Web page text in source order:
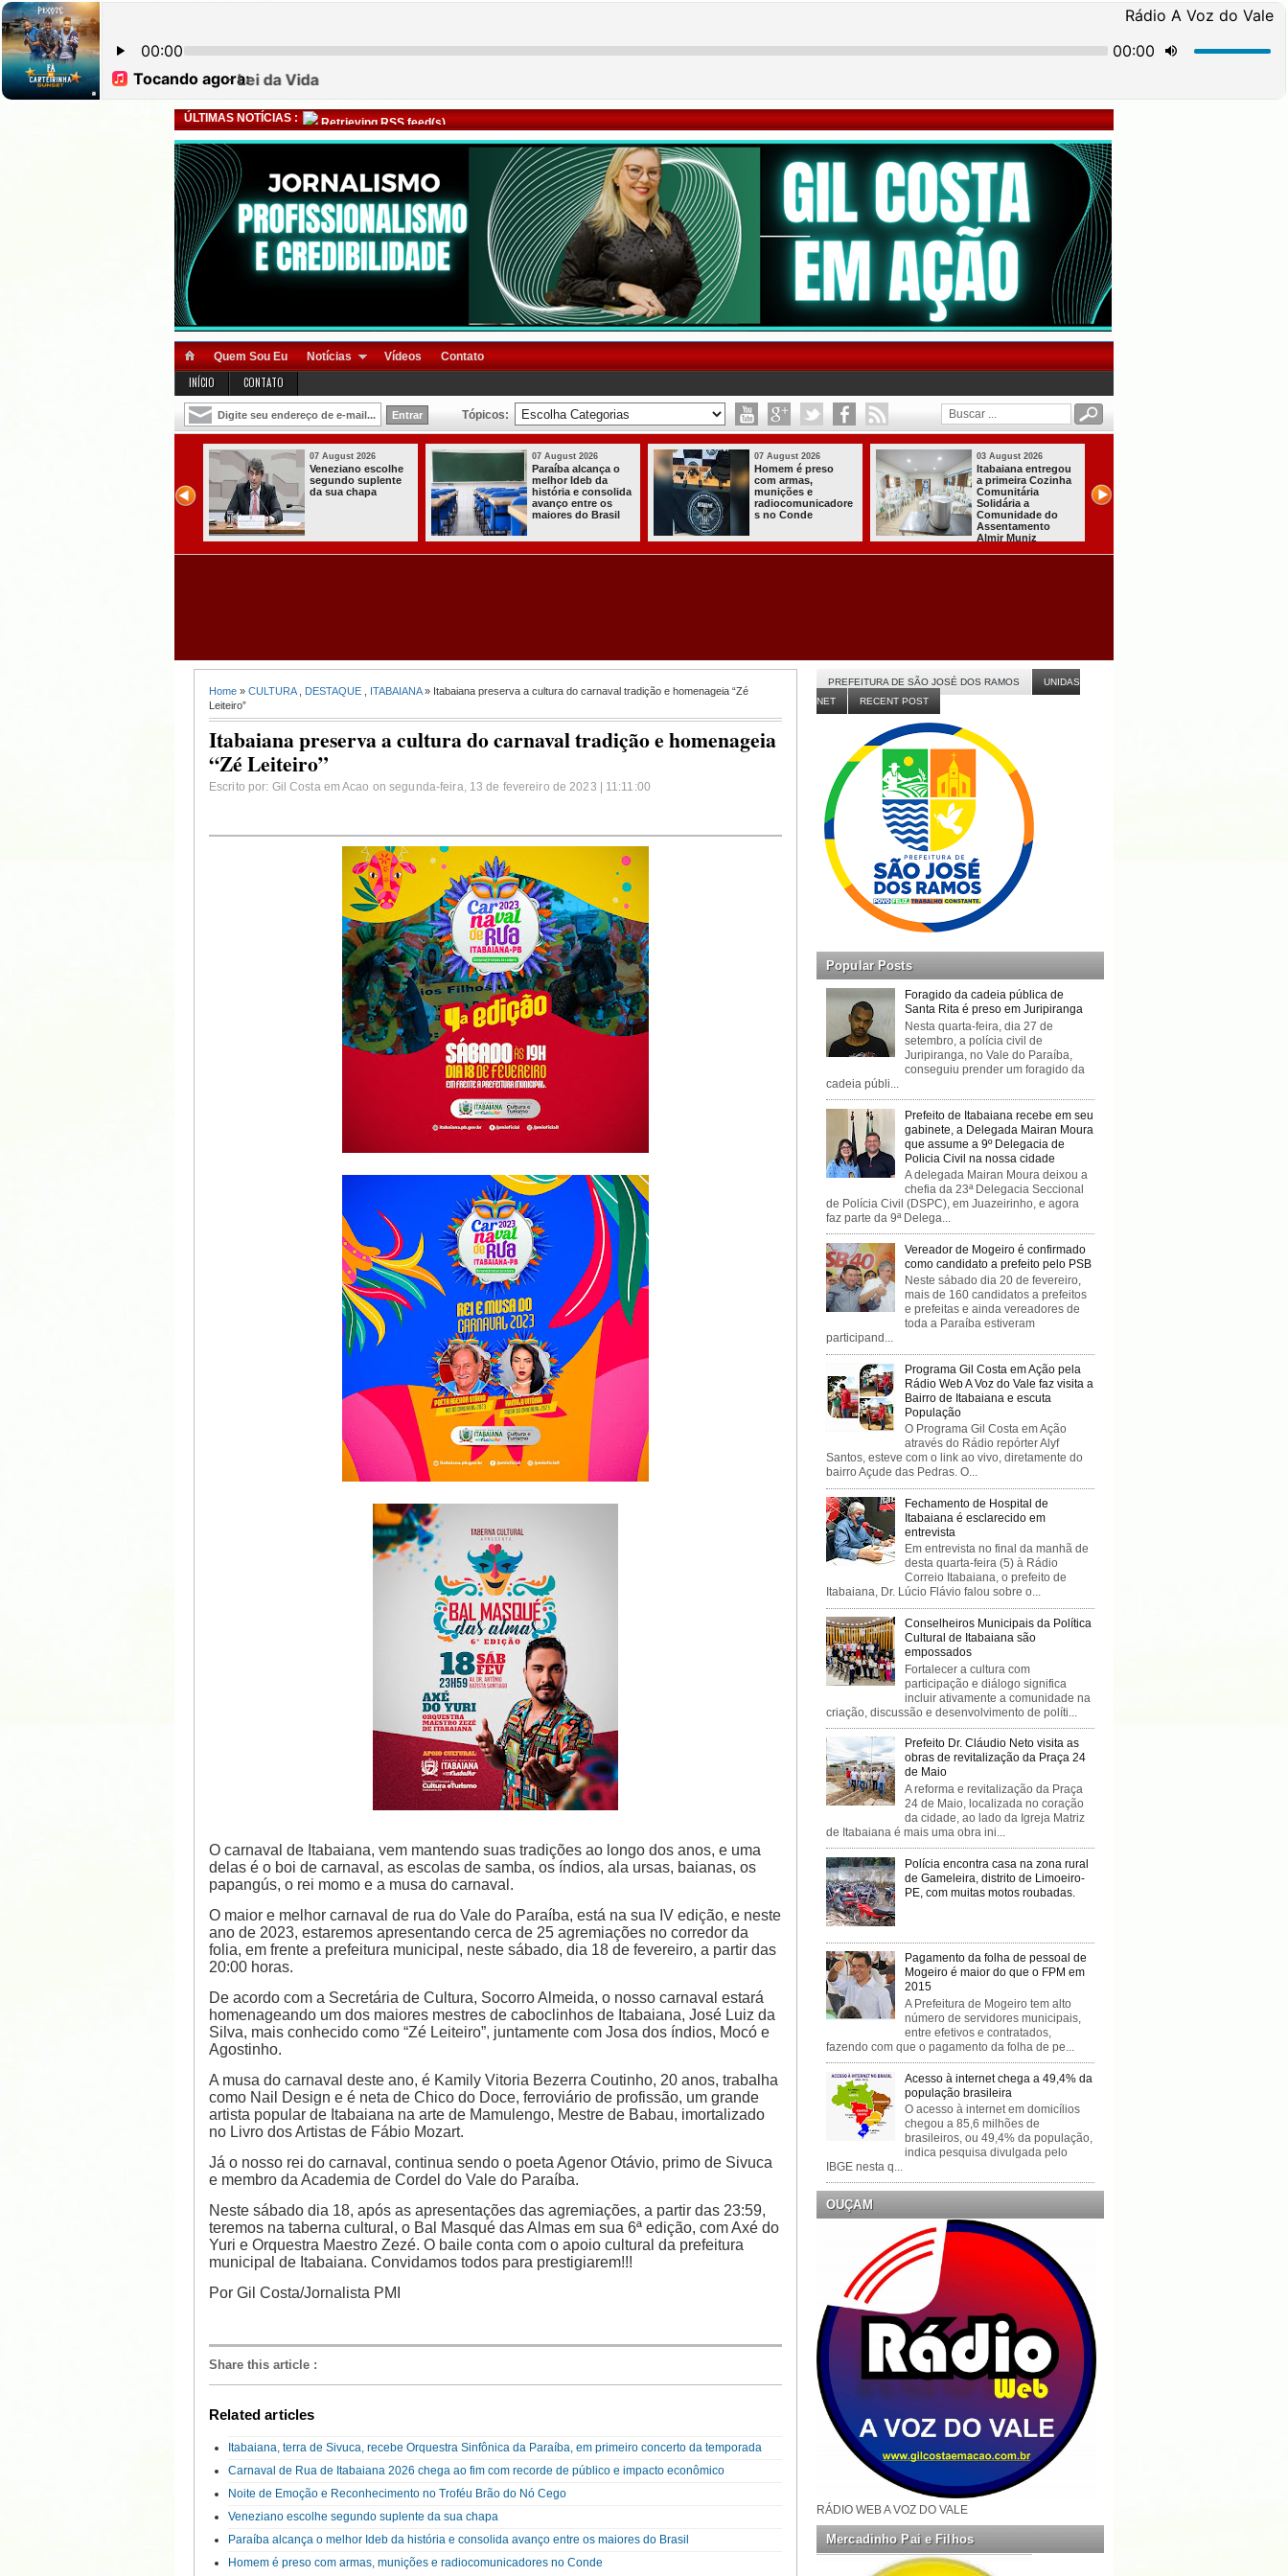
ÚLTIMAS NOTÍCIAS : Retrieving RSS feed(s)
Quem Sou Eu Notícias Vídeos Contato
INÍCIO CONTATO
Tópicos:
história e consolida
07 August 2026
Homem é preso
com armas,
munições e
03 August 2026
Itabaiana entregou
a primeira Cozinha
Comunitária
Solidária a
Comunidade do
03 August 2026
Secretaria de
Agricultura de
Itabaiana recebeu
da Sedap-PB cerca
de 30 mil alevinos
03 August 2026
Mulher em aparente
surto esfaqueia a
própria mãe em
João Pessoa
Home » CULTURA, DESTAQUE ITABAIANA» Itabaiana preserva a cultura do carnaval tradição e homenageia “Zé
Leiteiro”
Itabaiana preserva a cultura do carnaval tradição e homenageia
“Zé Leiteiro”
Escrito por: Gil Costa em Acao on segunda-feira, 13 de fevereiro de 2023 | 11:11:00
O carnaval de Itabaiana, vem mantendo suas tradições ao longo dos anos, e uma
delas é o boi de carnaval, as escolas de samba, os índios, ala ursas, baianas, os
papangús, o rei momo e a musa do carnaval.
O maior e melhor carnaval de rua do Vale do Paraíba, está na sua IV edição, e neste
ano de 2023, estaremos apresentando cerca de 25 agremiações no corredor da
folia, em frente a prefeitura municipal, neste sábado, dia 18 de fevereiro, a partir das
20:00 horas.
De acordo com a Secretária de Cultura, Socorro Almeida, o nosso carnaval estará
homenageando um dos maiores mestres de caboclinhos de Itabaiana, José Luiz da
Silva, mais conhecido como “Zé Leiteiro”, juntamente com Josa dos índios, Mocó e
Agostinho.
A musa do carnaval deste ano, é Kamily Vitoria Bezerra Coutinho, 20 anos, trabalha
como Nail Design e é neta de Chico do Doce, ferroviário de profissão, um grande
artista popular de Itabaiana na arte de Mamulengo, Mestre de Babau, imortalizado
no Livro dos Artistas de Fábio Mozart.
Já o nosso rei do carnaval, continua sendo o poeta Agenor Otávio, primo de Sivuca
e membro da Academia de Cordel do Vale do Paraíba.
Neste sábado dia 18, após as apresentações das agremiações, a partir das 23:59,
teremos na taberna cultural, o Bal Masqué das Almas em sua 6ª edição, com Axé do
Yuri e Orquestra Maestro Zezé. O baile conta com o apoio cultural da prefeitura
municipal de Itabaiana. Convidamos todos para prestigiarem!!!
Por Gil Costa/Jornalista PMI
Share this article :
Related articles
Itabaiana, terra de Sivuca, recebe Orquestra Sinfônica da Paraíba, em primeiro concerto da temporada
Carnaval de Rua de Itabaiana 2026 chega ao fim com recorde de público e impacto econômico
Noite de Emoção e Reconhecimento no Troféu Brão do Nó Cego
Veneziano escolhe segundo suplente da sua chapa
Paraíba alcança o melhor Ideb da história e consolida avanço entre os maiores do Brasil
Homem é preso com armas, munições e radiocomunicadores no Conde
PREFEITURA DE SÃO JOSÉ DOS RAMOS
UNIDAS
NET
RECENT POST
Popular Posts
Foragido da cadeia pública de
Santa Rita é preso em Juripiranga
Nesta quarta-feira, dia 27 de
setembro, a polícia civil de
Juripiranga, no Vale do Paraíba,
conseguiu prender um foragido da
cadeia públi...
Prefeito de Itabaiana recebe em seu
gabinete, a Delegada Mairan Moura
que assume a 9º Delegacia de
Policia Civil na nossa cidade
A delegada Mairan Moura deixou a
chefia da 23ª Delegacia Seccional
de Polícia Civil (DSPC), em Juazeirinho, e agora
faz parte da 9ª Delega...
Vereador de Mogeiro é confirmado
como candidato a prefeito pelo PSB
Neste sábado dia 20 de fevereiro,
mais de 160 candidatos a prefeitos
e prefeitas e ainda vereadores de
toda a Paraíba estiveram
participand...
Programa Gil Costa em Ação pela
Rádio Web A Voz do Vale faz visita a
Bairro de Itabaiana e escuta
População
O Programa Gil Costa em Ação
através do Rádio repórter Alyf
Santos, esteve com o link ao vivo, diretamente do
bairro Açude das Pedras. O...
Fechamento de Hospital de
Itabaiana é esclarecido em
entrevista
Em entrevista no final da manhã de
desta quarta-feira (5) à Rádio
Correio Itabaiana, o prefeito de
Itabaiana, Dr. Lúcio Flávio falou sobre o...
Conselheiros Municipais da Política
Cultural de Itabaiana são
empossados
Fortalecer a cultura com
participação e diálogo significa
incluir ativamente a comunidade na
criação, discussão e desenvolvimento de políti...
Prefeito Dr. Cláudio Neto visita as
obras de revitalização da Praça 24
de Maio
A reforma e revitalização da Praça
24 de Maio, localizada no coração
da cidade, ao lado da Igreja Matriz
de Itabaiana é mais uma obra ini...
Polícia encontra casa na zona rural
de Gameleira, distrito de Limoeiro-
PE, com muitas motos roubadas.
Pagamento da folha de pessoal de
Mogeiro é maior do que o FPM em
2015
A Prefeitura de Mogeiro tem alto
número de servidores municipais,
entre efetivos e contratados,
fazendo com que o pagamento da folha de pe...
Acesso à internet chega a 49,4% da
população brasileira
O acesso à internet em domicílios
chegou a 85,6 milhões de
brasileiros, ou 49,4% da população,
indica pesquisa divulgada pelo
IBGE nesta q...
OUÇAM
RÁDIO WEB A VOZ DO VALE
Mercadinho Pai e Filhos